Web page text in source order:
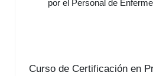
Curso de Certificación en